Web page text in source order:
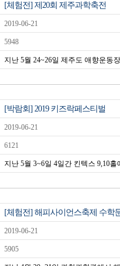
[체험전] 제20회 제주과학축전
2019-06-21
5948
지난 5월 24~26일 제주도 애향운동
[박람회] 2019 키즈락페스티벌
2019-06-21
6121
지난 5월 3~6일 4일간 킨텍스 9,10홀
[체험전] 해피사이언스축제 수학
2019-06-21
5905